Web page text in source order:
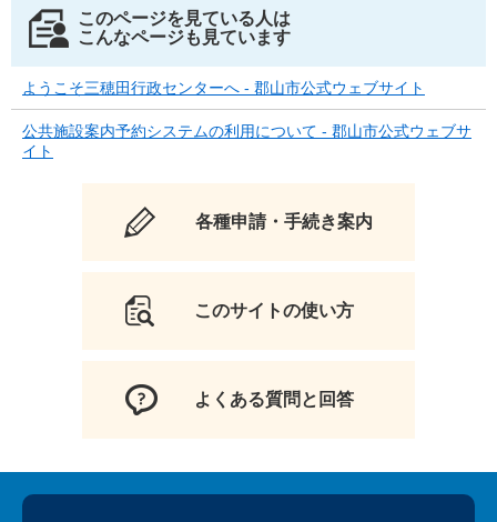
このページを見ている人は
こんなページも見ています
ようこそ三穂田行政センターへ - 郡山市公式ウェブサイト
公共施設案内予約システムの利用について - 郡山市公式ウェブサ
イト
各種申請・手続き案内
このサイトの使い方
よくある質問と回答